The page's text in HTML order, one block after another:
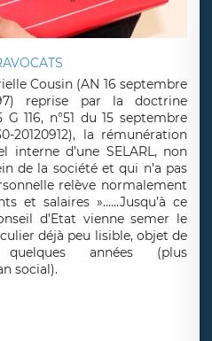
Cousin (AN 16 septembre
reprise par la doctrine
116, n°51 du 15 septembre
20120912), la rémunération
interne d’une SELARL, non
de la société et qui n’a pas
relève normalement
et salaires »......Jusqu’à ce
d’Etat vienne semer le
déjà peu lisible, objet de
années (plus
social).